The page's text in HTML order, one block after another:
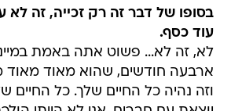
בסופו של דבר זה רק זכייה, זה
עוד כסף.
לא, זה לא... פשוט אתה באמת
ארבעה חודשים, שהוא מאוד
וזה נהיה כל החיים שלך. כל החיים